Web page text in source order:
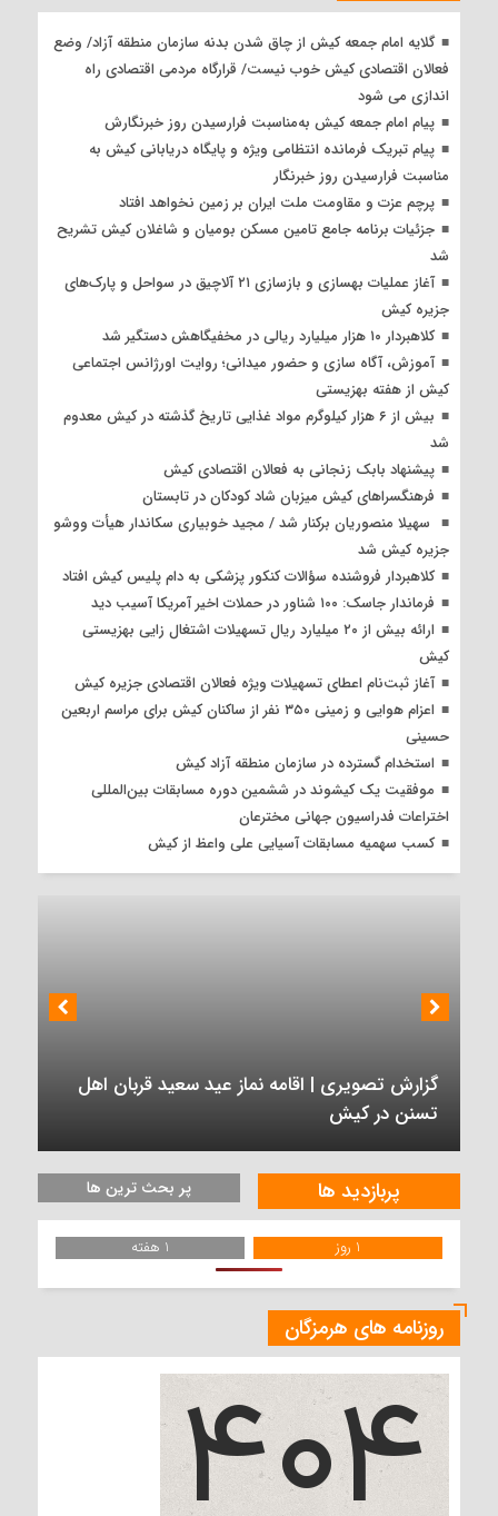
گلایه امام جمعه کیش از چاق شدن بدنه سازمان منطقه آزاد/ وضع
فعالان اقتصادی کیش خوب نیست/ قرارگاه مردمی اقتصادی راه
اندازی می شود
پیام امام جمعه کیش به‌مناسبت فرارسیدن روز خبرنگارش
پیام تبریک فرمانده انتظامی ویژه و پایگاه دریابانی کیش به
مناسبت فرارسیدن روز خبرنگار
پرچم عزت و مقاومت ملت ایران بر زمین نخواهد افتاد
جزئیات برنامه جامع تامین مسکن بومیان و شاغلان کیش تشریح
شد
آغاز عملیات بهسازی و بازسازی ۲۱ آلاچیق در سواحل و پارک‌های
جزیره کیش
کلاهبردار ۱۰ هزار میلیارد ریالی در مخفیگاهش دستگیر شد
آموزش، آگاه سازی و حضور میدانی؛ روایت اورژانس اجتماعی
کیش از هفته بهزیستی
بیش از ۶ هزار کیلوگرم مواد غذایی تاریخ گذشته در کیش معدوم
شد
پیشنهاد بابک زنجانی به فعالان اقتصادی کیش
فرهنگسراهای کیش میزبان شاد کودکان در تابستان
سهیلا منصوریان برکنار شد / مجید خوبیاری سکاندار هیأت ووشو
جزیره کیش شد
کلاهبردار فروشنده سؤالات کنکور پزشکی به دام پلیس کیش افتاد
فرماندار جاسک: ۱۰۰ شناور در حملات اخیر آمریکا آسیب دید
ارائه بیش از ۲۰ میلیارد ریال تسهیلات اشتغال زایی بهزیستی
کیش
آغاز ثبت‌نام اعطای تسهیلات ویژه فعالان اقتصادی جزیره کیش
اعزام هوایی و زمینی ۳۵۰ نفر از ساکنان کیش برای مراسم اربعین
حسینی
استخدام گسترده در سازمان منطقه آزاد کیش
موفقیت یک کیشوند در ششمین دوره مسابقات بین‌المللی
اختراعات فدراسیون جهانی مخترعان
کسب سهمیه مسابقات آسیایی علی واعظ از کیش
گزارش تصویری | اقامه نماز عید سعید قربان اهل
تسنن در کیش
پربازدید ها پر بحث ترین ها
1 روز 1 هفته
روزنامه های هرمزگان